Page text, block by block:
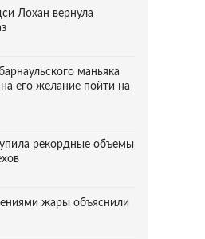
Лохан вернула
маньяка
его желание пойти на
рекордные объемы
жары объяснили